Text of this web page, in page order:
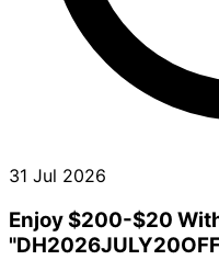
31 Jul 2026
Enjoy $200-$20